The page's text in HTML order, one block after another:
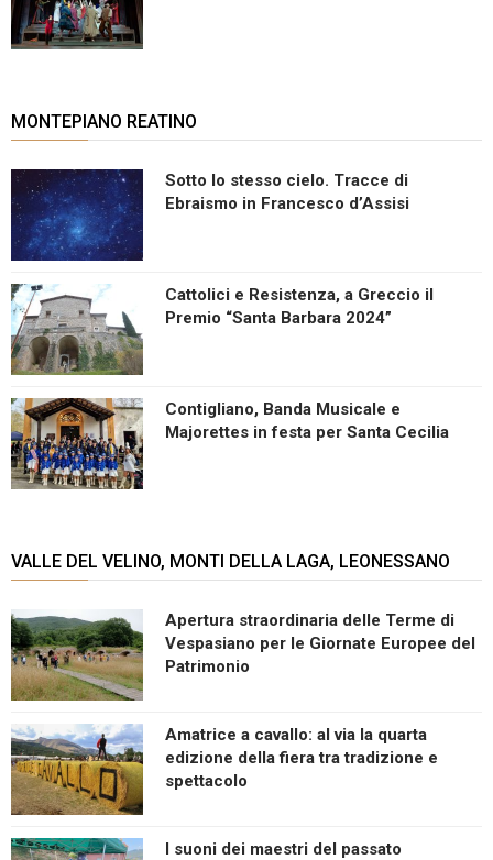
MONTEPIANO REATINO
Sotto lo stesso cielo. Tracce di
Ebraismo in Francesco d’Assisi
Cattolici e Resistenza, a Greccio il
Premio “Santa Barbara 2024”
Contigliano, Banda Musicale e
Majorettes in festa per Santa Cecilia
VALLE DEL VELINO, MONTI DELLA LAGA, LEONESSANO
Apertura straordinaria delle Terme di
Vespasiano per le Giornate Europee del
Patrimonio
Amatrice a cavallo: al via la quarta
edizione della fiera tra tradizione e
spettacolo
I suoni dei maestri del passato